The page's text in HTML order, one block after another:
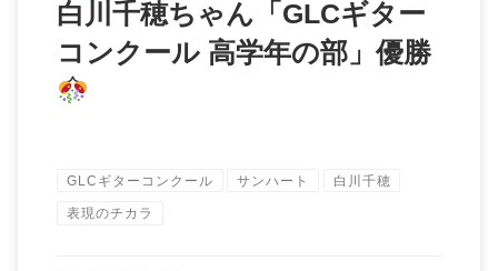
白川千穂ちゃん「GLCギター
コンクール 高学年の部」優勝
GLCギターコンクール サンハート 白川千穂
表現のチカラ